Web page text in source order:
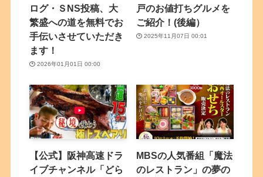
ログ・ＳNS投稿、大
繁盛への道を無料でお
手伝いさせていただき
ます！
2026年01月01日 00:00
戸のお値打ちグルメを
ご紹介！(後編）
2025年11月07日 00:01
【公式】阪神高速ドラ
イブチャンネル「どら
MBSの人気番組「魔法
のレストラン」の夢の